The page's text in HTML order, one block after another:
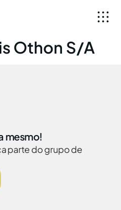
Othon S/A
mesmo!
parte do grupo de